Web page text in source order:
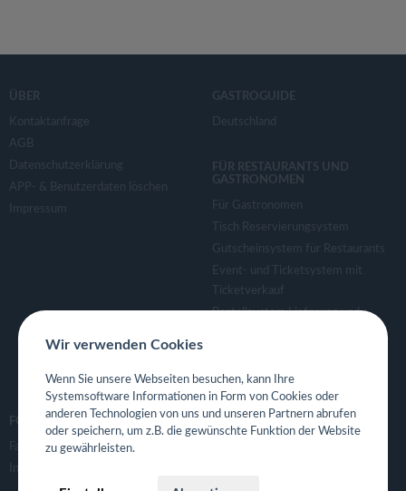
ÜBER
Kontaktanfrage
AGB
Datenschutzerklärung
APP- & Benutzerdaten löschen
Impressum
GASTROGUIDE
Deutschland
FÜR RESTAURANTS UND
GASTRONOMEN
Für Gastronomen
Tisch Reservierungsystem
Gutscheinsystem für Restaurants
Event- und Ticketsystem mit
Ticketverkauf
Bestellsystem Lieferung und
Eigene App für Restaurant
FOLGE UNS
Facebook
Instagram
Wir verwenden Cookies
Wenn Sie unsere Webseiten besuchen, kann Ihre
Systemsoftware Informationen in Form von Cookies oder
anderen Technologien von uns und unseren Partnern abrufen
oder speichern, um z.B. die gewünschte Funktion der Website
zu gewährleisten.